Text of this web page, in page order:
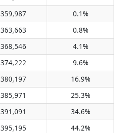
359,987
0.1%
363,663
0.8%
368,546
4.1%
374,222
9.6%
380,197
16.9%
385,971
25.3%
391,091
34.6%
395,195
44.2%